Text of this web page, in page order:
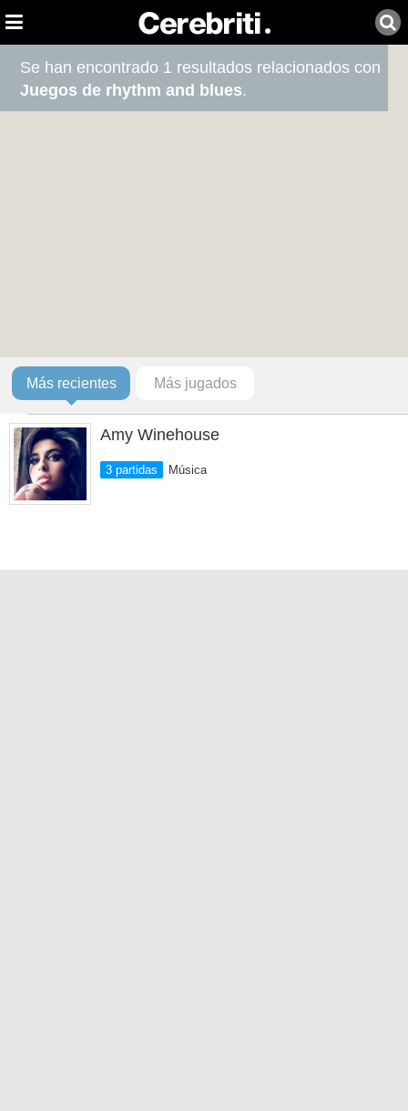
Se han encontrado 1 resultados relacionados con
Juegos de rhythm and blues.
Más recientes Más jugados
Amy Winehouse
3 partidas Música